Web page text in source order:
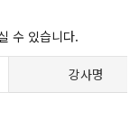
수 있습니다.
강사명